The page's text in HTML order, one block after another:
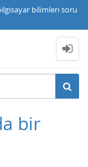
bilimleri soru
bir